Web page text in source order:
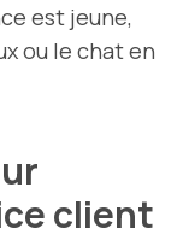
est jeune,
ou le chat en
client